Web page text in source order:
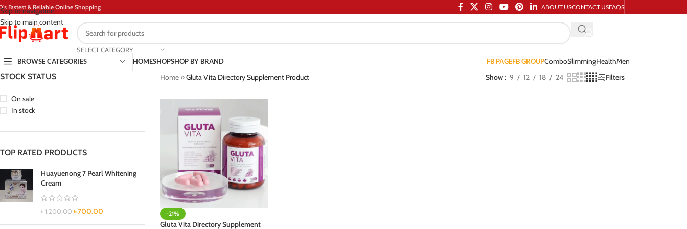
Skip to navigation
Skip to main content
Fastest & Reliable Online Shopping ABOUT USCONTACT USFAQS
SELECT CATEGORY
BROWSE CATEGORIES
HOMESHOPSHOP BY BRAND FB PAGEFB GROUPComboSlimmingHealthMen
STOCK STATUS
On sale
In stock
TOP RATED PRODUCTS
Huayuenong 7 Pearl Whitening
Cream
৳1,200.00 ৳700.00
Home»Gluta Vita Directory Supplement Product Show 9 12 18 24 Filters
-21%
Gluta Vita Directory Supplement